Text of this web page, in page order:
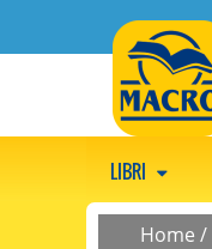
LIBRI
Home /